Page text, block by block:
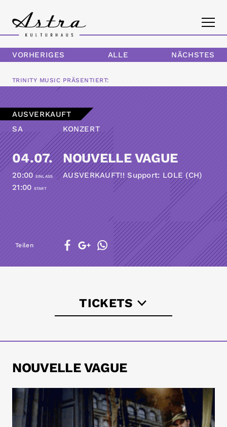
PROGRAMM
KONTAKT
VORHERIGES ALLE NÄCHSTES
TRINITY MUSIC PRÄSENTIERT:
AUSVERKAUFT
SA
04.07.
EINLASS
20:00
START
21:00
KONZERT
NOUVELLE VAGUE
AUSVERKAUFT!! Support: LOLE (CH)
Teilen
TICKETS
astra-berlin.de
NOUVELLE VAGUE